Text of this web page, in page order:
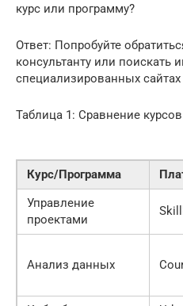
курс или программу?
Ответ: Попробуйте
консультанту или поискать
специализированных
Таблица 1: Сравнение
Курс/Программа
Управление
проектами
Анализ данных